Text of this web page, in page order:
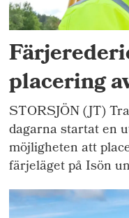
placering
STORSJÖN (JT)
dagarna startat en
möjligheten att
färjeläget på Isön